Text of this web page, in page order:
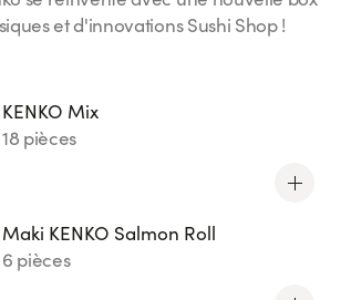
et d'innovations Sushi Shop !
: 70% de sucres en moins
KENKO Mix
18 pièces
Maki KENKO Salmon Roll
6 pièces